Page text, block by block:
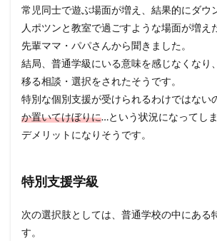
常児同士で遊ぶ場面が増え、結果的にダウ
人ポツンと教室で過ごすような場面が増え
先輩ママ・パパさんから聞きました。
結局、普通学級にいる意味を感じなくなり
移る相談・選択をされたそうです。
特別な個別支援が受けられるわけではない
か置いてけぼりに…という状況になってし
デメリットになりそうです。
特別支援学級
次の選択肢としては、普通学校の中にある
す。